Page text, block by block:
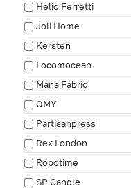
Helio Ferretti
Joli Home
Kersten
Locomocean
Mana Fabric
OMY
Partisanpress
Rex London
Robotime
SP Candle